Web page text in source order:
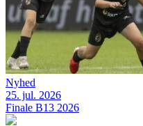
Nyhed
25. jul. 2026
Finale B13 2026